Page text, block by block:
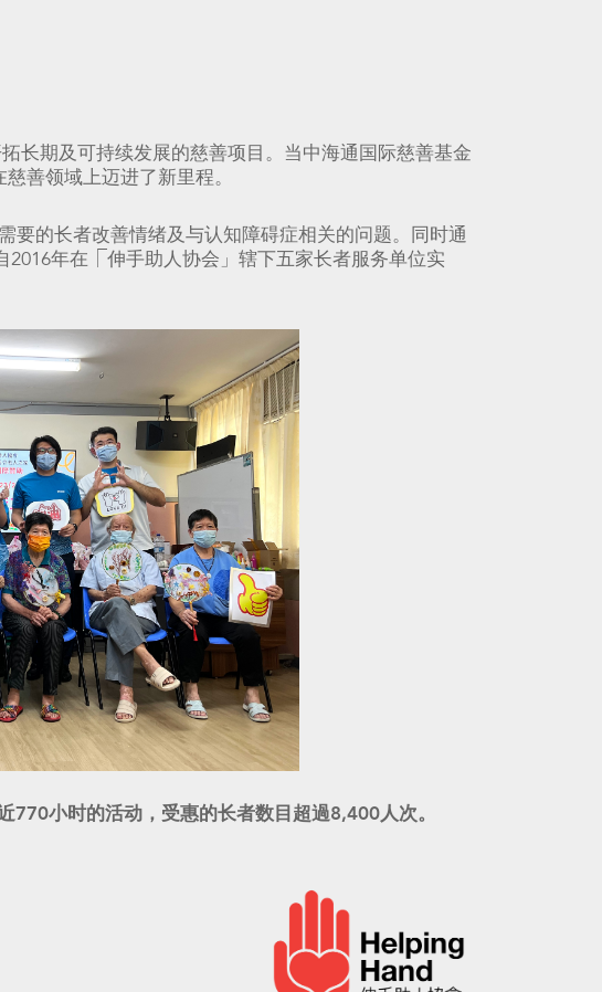
长期及可持续发展的慈善项目。当中海通国际慈善基金
善领域上迈进了新里程。
要的长者改善情绪及与认知障碍症相关的问题。同时通
年在⎾伸手助人协会」辖下五家长者服务单位实
小时的活动，受惠的长者数目超過8,400人次。